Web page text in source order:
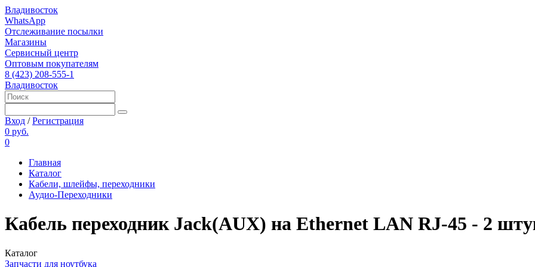
Владивосток
WhatsApp
Отслеживание посылки
Магазины
Сервисный центр
Оптовым покупателям
8 (423) 208-555-1
Владивосток
Вход /Регистрация
0 руб.
0
Главная
Каталог
Кабели, шлейфы, переходники
Аудио-Переходники
Кабель переходник Jack(AUX) на Ethernet LAN RJ-45 - 2
Каталог
Запчасти для ноутбука